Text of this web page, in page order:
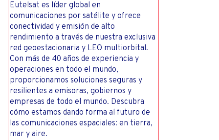
Eutelsat es líder global en
comunicaciones por satélite y ofrece
conectividad y emisión de alto
rendimiento a través de nuestra exclusiva
red geoestacionaria y LEO multiorbital.
Con más de 40 años de experiencia y
operaciones en todo el mundo,
proporcionamos soluciones seguras y
resilientes a emisoras, gobiernos y
empresas de todo el mundo. Descubra
cómo estamos dando forma al futuro de
las comunicaciones espaciales: en tierra,
mar y aire.